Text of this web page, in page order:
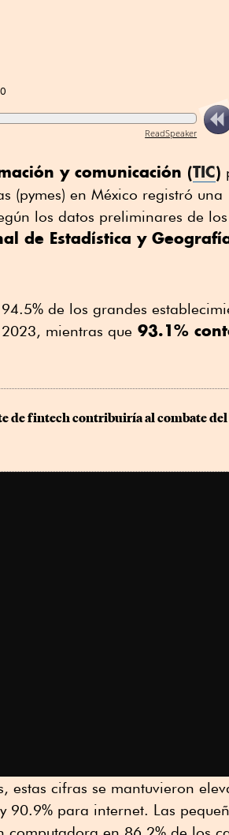
ReadSpeaker
y comunicación (TIC)
(pymes) en México registró una
los datos preliminares de los
de Estadística y
de los grandes
mientras que 93.1%
de fintech contribuiría al combate
estas cifras se mantuvieron
90.9% para internet. Las